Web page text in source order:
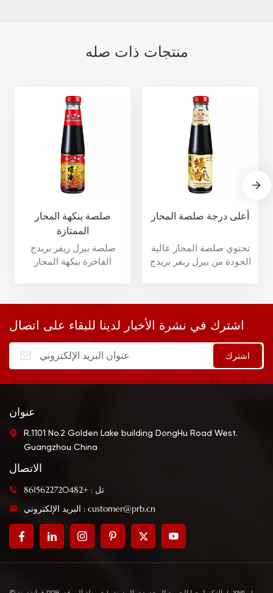
منتجات ذات صله
صلصة بنكهة المحار
الممتازة
صلصة بيرل ريفر بريدج
الفاخرة بنكهة المحار
ويتميز بنكهة المحار القوية
الناعم والتغذية الغنية. يمكن
استخدامه ليس فقط
للتغميس، ولكن أيضًا للطهي
والشواء والقلي والتزلق
والخلط وصنع الصلصة
أعلى درجة صلصة المحار
تحتوي صلصة المحار عالية
الجودة من بيرل ريفر بريدج
المحار الأقوى. ومن خلال
يمكنها إزالة مرارة صلصة
المحار التقليدية. تتميز بحزمة
أصغر وأكثر ملاءمة
للاستخدام. إنها مناسبة
للتتبيل والقلي السريع
اشترك في نشرة الأخبار لدينا للبقاء على اتصال
عنوان
R.1101 No.2 Golden Lake building DongHu Road West.
Guangzhou China
الاتصال
تل : +8615622720482
البريد الإلكتروني : customer@prb.cn